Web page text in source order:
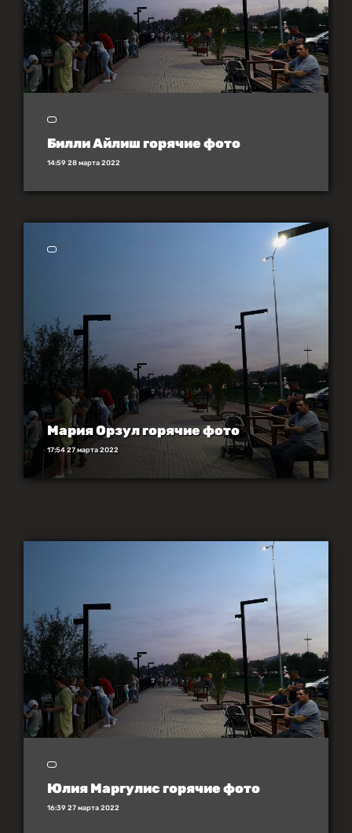
Билли Айлиш горячие фото
14:59 28 марта 2022
Мария Орзул горячие фото
17:54 27 марта 2022
Юлия Маргулис горячие фото
16:39 27 марта 2022